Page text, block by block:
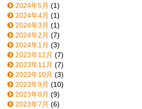
2024年5月 (1)
2024年4月 (1)
2024年3月 (1)
2024年2月 (7)
2024年1月 (3)
2023年12月 (7)
2023年11月 (7)
2023年10月 (3)
2023年9月 (10)
2023年8月 (9)
2023年7月 (6)